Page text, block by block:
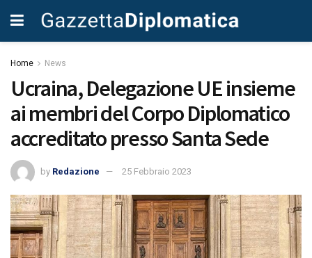
Home News
Ucraina, Delegazione UE insieme
ai membri del Corpo Diplomatico
accreditato presso Santa Sede
by Redazione 25 Febbraio 2023